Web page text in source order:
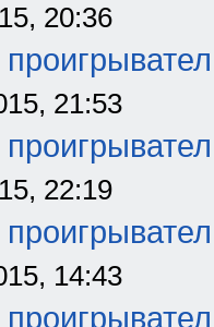
20:36
21:53
22:19
14:43